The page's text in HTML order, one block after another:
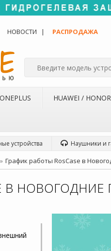
НОВОСТИ РАСПРОДАЖА
ONEPLUS HUAWEI / HONOR
устройства Наушники и
График работы RosCase в
В